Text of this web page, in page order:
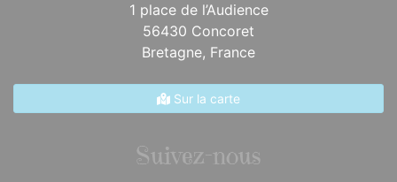
1 place de l’Audience
56430 Concoret
Bretagne, France
Sur la carte
Suivez-nous